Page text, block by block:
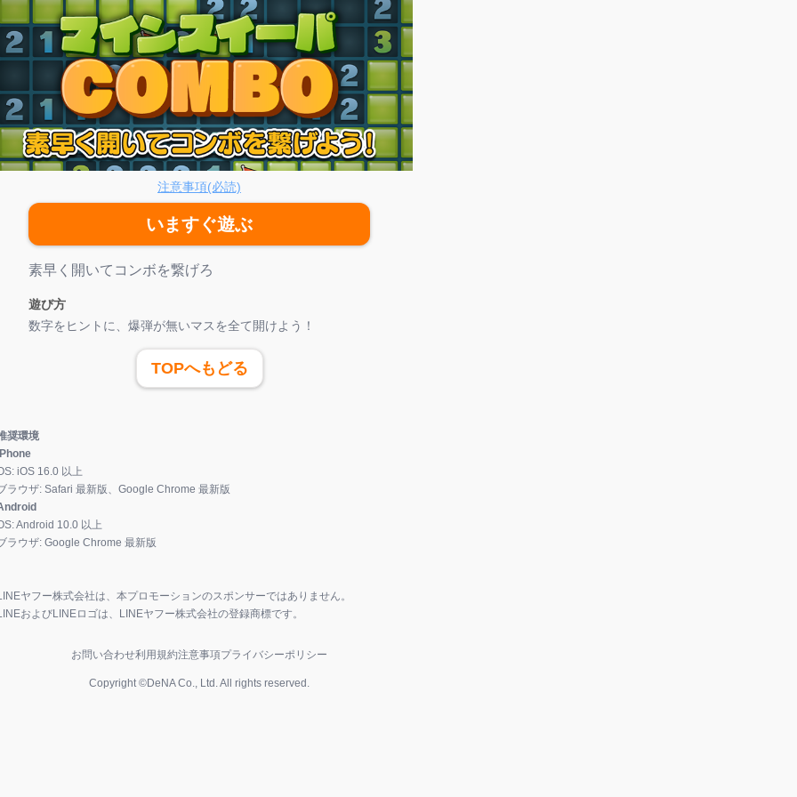
ンスイーパCOMBO
注意事項(必読)
いますぐ遊ぶ
ゲーム紹介
素早く開いてコンボを繋げろ
遊び方
数字をヒントに、爆弾が無いマスを全て開けよう！
TOPへもどる
奨環境
iOS 16.0 以上
ラウザ: Safari 最新版、Google Chrome 最新版
Android 10.0 以上
ラウザ: Google Chrome 最新版
ヤフー株式会社は、本プロモーションのスポンサーではありません。
およびLINEロゴは、LINEヤフー株式会社の登録商標です。
お問い合わせ利用規約注意事項プライバシーポリシー
Copyright ©DeNA Co., Ltd. All rights reserved.